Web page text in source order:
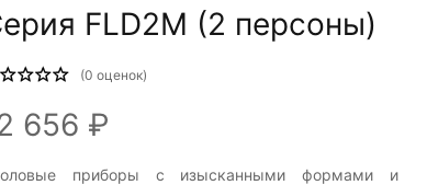
FLD2M (2 персоны)
(0 оценок)
656 ₽
приборы c изысканными формами и